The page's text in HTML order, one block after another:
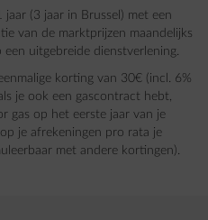
(3 jaar in Brussel) met een
van de marktprijzen maandelijks
uitgebreide dienstverlening.​
korting van 30€ (incl. 6%
je ook een gascontract hebt,
gas op het eerste jaar van je
je afrekeningen pro rata je
met andere kortingen)​.